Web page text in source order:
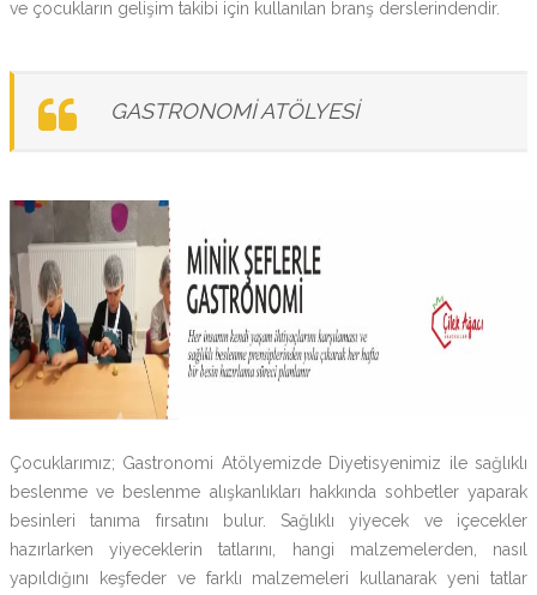
ve çocukların gelişim takibi için kullanılan branş derslerindendir.
GASTRONOMİ ATÖLYESİ
Çocuklarımız; Gastronomi Atölyemizde Diyetisyenimiz ile sağlıklı
beslenme ve beslenme alışkanlıkları hakkında sohbetler yaparak
besinleri tanıma fırsatını bulur. Sağlıklı yiyecek ve içecekler
hazırlarken yiyeceklerin tatlarını, hangi malzemelerden, nasıl
yapıldığını keşfeder ve farklı malzemeleri kullanarak yeni tatlar